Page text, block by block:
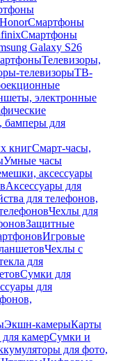
Смартфоны
Смартфоны
Galaxy S26
Телевизоры,
телевизорыТВ-
электронные
бамперы для
книгСмарт-часы,
Умные часы
аксессуары
Аксессуары для
для телефонов,
Чехлы для
Защитные
Игровые
Чехлы с
для
Сумки для
для
Экшн-камерыКарты
камерСумки и
для фото,